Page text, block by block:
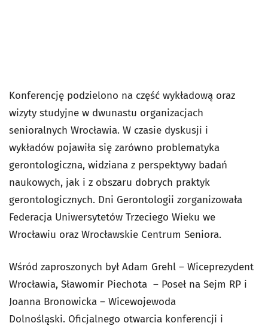
Konferencję podzielono na część wykładową oraz
wizyty studyjne w dwunastu organizacjach
senioralnych Wrocławia. W czasie dyskusji i
wykładów pojawiła się zarówno problematyka
gerontologiczna, widziana z perspektywy badań
naukowych, jak i z obszaru dobrych praktyk
gerontologicznych. Dni Gerontologii zorganizowała
Federacja Uniwersytetów Trzeciego Wieku we
Wrocławiu oraz Wrocławskie Centrum Seniora.
Wśród zaproszonych był Adam Grehl – Wiceprezydent
Wrocławia, Sławomir Piechota – Poseł na Sejm RP i
Joanna Bronowicka – Wicewojewoda
Dolnośląski. Oficjalnego otwarcia konferencji i